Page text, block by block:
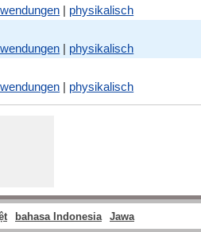
| physikalisch
| physikalisch
| physikalisch
bahasa Indonesia Jawa